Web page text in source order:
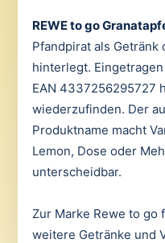
REWE to go
Pfandpirat als Getränk
hinterlegt.
EAN 4337256295727
wiederzufinden. Der
Produktname macht
Lemon, Dose oder
unterscheidbar.
Zur Marke Rewe to go
weitere Getränke und